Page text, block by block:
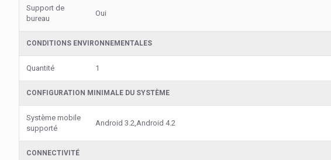
Support de
bureau
Oui
CONDITIONS ENVIRONNEMENTALES
Quantité 1
CONFIGURATION MINIMALE DU SYSTÈME
Système mobile
supporté
Android 3.2,Android 4.2
CONNECTIVITÉ